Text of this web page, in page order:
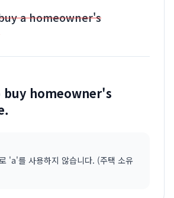
a homeowner's
homeowner's
'a'를 사용하지 않습니다. (주택 소유